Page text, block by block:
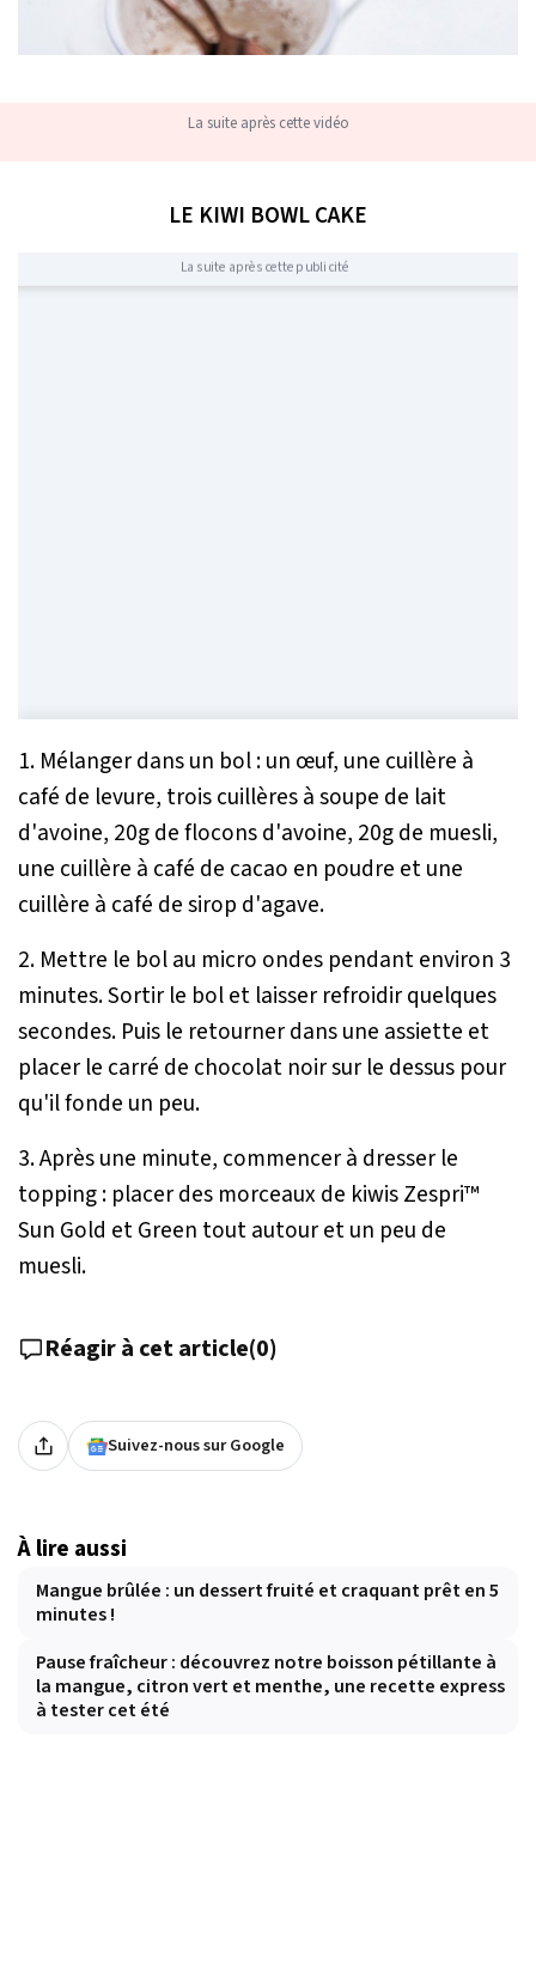
La suite après cette vidéo
LE KIWI BOWL CAKE
La suite après cette publicité
1. Mélanger dans un bol : un œuf, une cuillère à
café de levure, trois cuillères à soupe de lait
d'avoine, 20g de flocons d'avoine, 20g de muesli,
une cuillère à café de cacao en poudre et une
cuillère à café de sirop d'agave.
2. Mettre le bol au micro ­ondes pendant environ 3
minutes. Sortir le bol et laisser refroidir quelques
secondes. Puis le retourner dans une assiette et
placer le carré de chocolat noir sur le dessus pour
qu'il fonde un peu.
3. Après une minute, commencer à dresser le
topping : placer des morceaux de kiwis Zespri™
Sun Gold et Green tout autour et un peu de
muesli.
Réagir à cet article(0)
Suivez-nous sur Google
À lire aussi
Mangue brûlée : un dessert fruité et craquant prêt en 5
minutes !
Pause fraîcheur : découvrez notre boisson pétillante à
la mangue, citron vert et menthe, une recette express
à tester cet été